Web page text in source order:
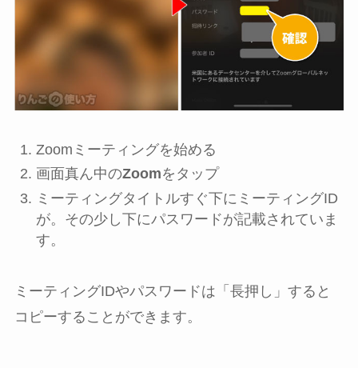
Zoomミーティングを始める
画面真ん中のZoomをタップ
ミーティングタイトルすぐ下にミーティングID
が。その少し下にパスワードが記載されていま
す。
ミーティングIDやパスワードは「長押し」すると
コピーすることができます。